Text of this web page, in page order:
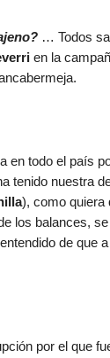
… Todos
en la
en todo el país
tenido nuestra
), como quiera
los balances,
de que
por el que